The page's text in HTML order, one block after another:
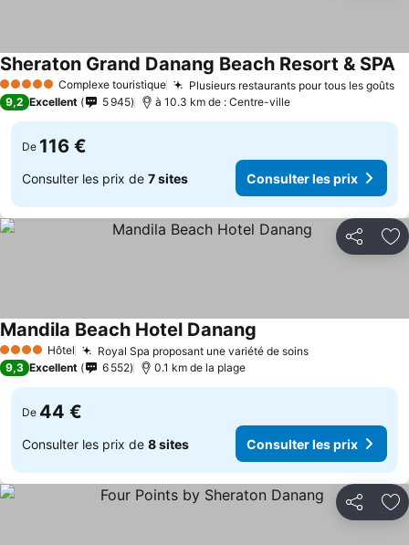
5 Étoiles Complexe touristique Plusieurs restaurants pour tous les goûts
Sheraton Grand Danang Beach Resort & SPA
9,2 Excellent 5 945 à 10.3 km de : Centre-ville
De 116 €
Consulter les prix de 7 sites Consulter les prix
Partager
4 Étoiles Hôtel Royal Spa proposant une variété de soinsConsulter les
Mandila Beach Hotel Danang
9,3 Excellent 6 552 0.1 km de la plage
De 44 €
Consulter les prix de 8 sites Consulter les prix
Partager